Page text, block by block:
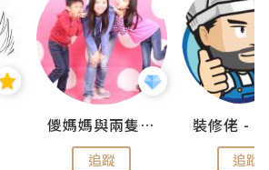
儍媽媽與兩隻小魔怪之家
追蹤 追蹤